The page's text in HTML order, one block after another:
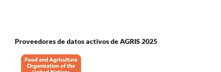
Proveedores de datos activos de AGRIS 2025